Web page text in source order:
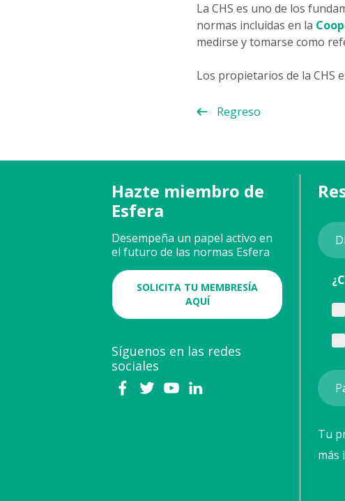
La CHS es uno de los
normas incluidas en la
medirse y tomarse como
Los propietarios de la CHS
Regreso
Hazte miembro de
Esfera
Desempeña un papel activo en
el futuro de las normas Esfera
SOLICITA TU MEMBRESÍA
AQUÍ
Síguenos en las redes
sociales
Tu
más